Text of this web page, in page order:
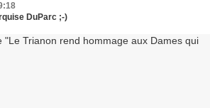
DuParc ;-)